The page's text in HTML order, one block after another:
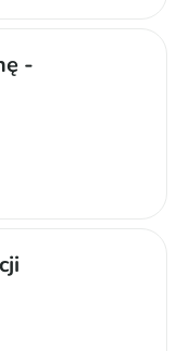
-